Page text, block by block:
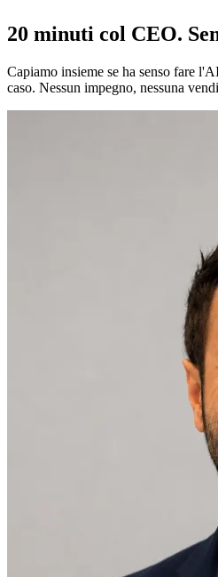
20 minuti col CEO.
Capiamo insieme se ha senso fare
caso. Nessun impegno, nessuna